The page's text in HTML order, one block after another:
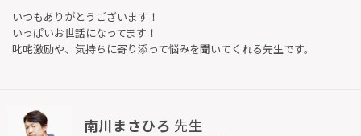
いつもありがとうございます！
いっぱいお世話になってます！
叱咤激励や、気持ちに寄り添って悩みを聞いてくれる先生です。
南川まさひろ 先生